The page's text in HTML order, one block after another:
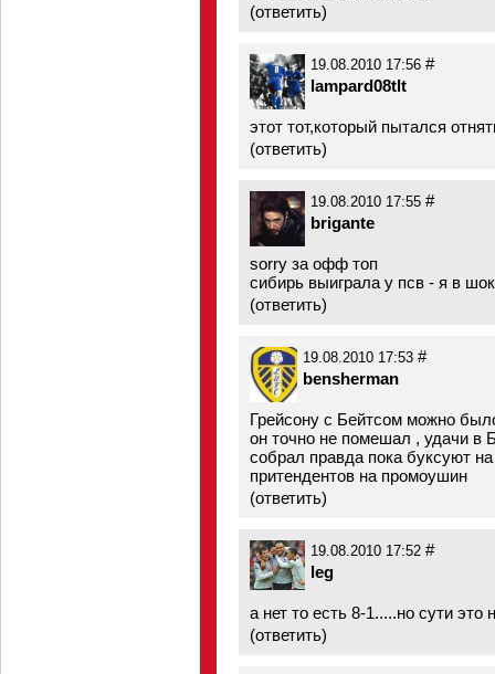
(ответить)
19.08.2010 17:56 #
lampard08tlt
этот тот,который пытался
(ответить)
19.08.2010 17:55 #
brigante
sorry за офф топ
сибирь выиграла у псв - я в
(ответить)
19.08.2010 17:53 #
bensherman
Грейсону с Бейтсом можно
он точно не помешал , удачи в
собрал правда пока буксуют
притендентов на промоушин
(ответить)
19.08.2010 17:52 #
leg
а нет то есть 8-1.....но сути это
(ответить)